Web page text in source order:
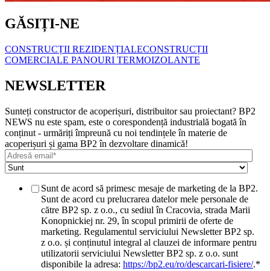
GĂSIȚI-NE
CONSTRUCȚII REZIDENȚIALECONSTRUCȚII
COMERCIALE PANOURI TERMOIZOLANTE
NEWSLETTER
Sunteți constructor de acoperișuri, distribuitor sau proiectant? BP2
NEWS nu este spam, este o corespondență industrială bogată în
conținut - urmăriți împreună cu noi tendințele în materie de
acoperișuri și gama BP2 în dezvoltare dinamică!
Sunt de acord să primesc mesaje de marketing de la BP2.
Sunt de acord cu prelucrarea datelor mele personale de
către BP2 sp. z o.o., cu sediul în Cracovia, strada Marii
Konopnickiej nr. 29, în scopul primirii de oferte de
marketing. Regulamentul serviciului Newsletter BP2 sp.
z o.o. și conținutul integral al clauzei de informare pentru
utilizatorii serviciului Newsletter BP2 sp. z o.o. sunt
disponibile la adresa: https://bp2.eu/ro/descarcari-fisiere/.*